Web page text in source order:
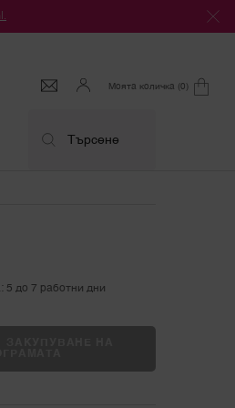
Моята количка 0
0 продукт
Търсене
5 до 7 работни дни